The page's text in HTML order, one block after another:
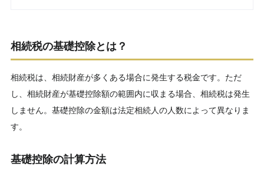
相続税の基礎控除とは？
相続税は、相続財産が多くある場合に発生する税金です。ただ
し、相続財産が基礎控除額の範囲内に収まる場合、相続税は発生
しません。基礎控除の金額は法定相続人の人数によって異なりま
す。
基礎控除の計算方法